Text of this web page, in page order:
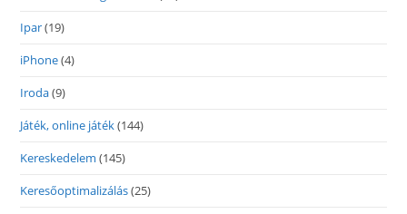
Ipar(19)
iPhone(4)
Iroda(9)
Játék, online játék(144)
Kereskedelem (145)
Keresőoptimalizálás(25)